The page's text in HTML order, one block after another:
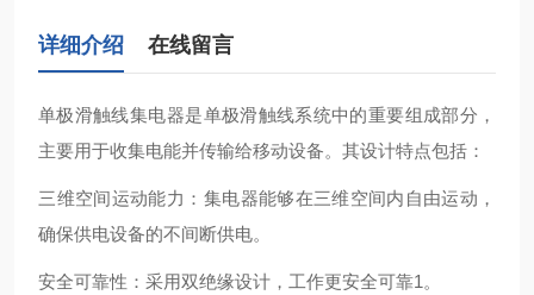
详细介绍 在线留言
单极滑触线集电器‌是单极滑触线系统中的重要组成部分，
主要用于收集电能并传输给移动设备。其设计特点包括：
‌三维空间运动能力‌：集电器能够在三维空间内自由运动，
确保供电设备的不间断供电‌。
‌安全可靠性‌：采用双绝缘设计，工作更安全可靠‌1。